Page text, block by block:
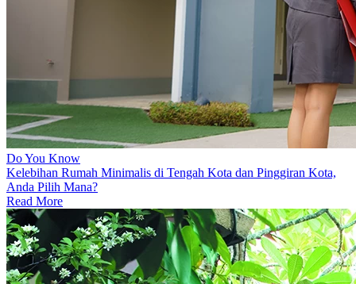
Do You Know
Kelebihan Rumah Minimalis di Tengah Kota dan Pinggiran Kota,
Anda Pilih Mana?
Read More